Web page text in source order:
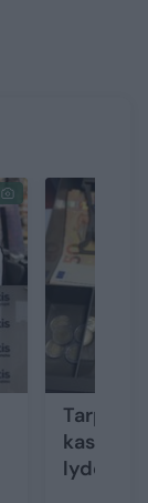
kas